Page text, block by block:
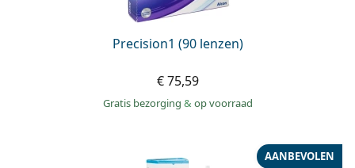
Precision1 (90 lenzen)
€ 75,59
Gratis bezorging & op voorraad
AANBEVOLEN